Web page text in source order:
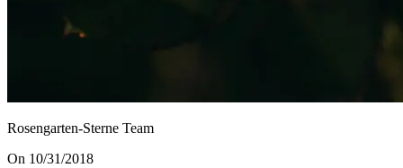
Rosengarten-Sterne Team
On 10/31/2018